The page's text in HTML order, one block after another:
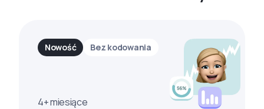
Nowość Bez kodowania
4+ miesiące